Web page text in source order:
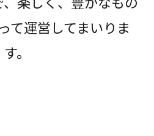
て運営してまいりま
す。